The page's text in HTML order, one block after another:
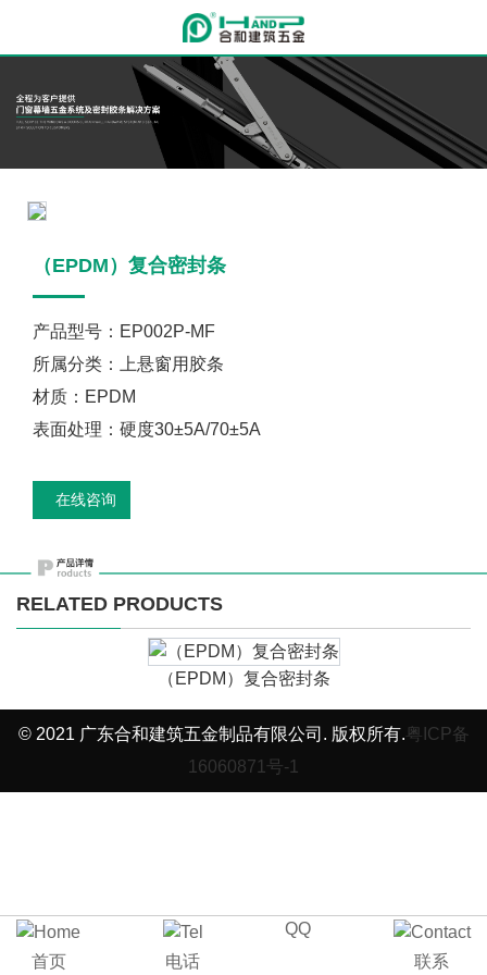
（EPDM）复合密封条
产品型号：EP002P-MF
所属分类：上悬窗用胶条
材质：EPDM
表面处理：硬度30±5A/70±5A
在线咨询
RELATED PRODUCTS
（EPDM）复合密封条
© 2021 广东合和建筑五金制品有限公司. 版权所有.粤ICP备
16060871号-1
首页 电话
QQ
联系